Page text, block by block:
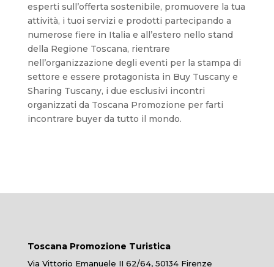
esperti sull’offerta sostenibile, promuovere la tua
attività, i tuoi servizi e prodotti partecipando a
numerose fiere in Italia e all’estero nello stand
della Regione Toscana, rientrare
nell’organizzazione degli eventi per la stampa di
settore e essere protagonista in Buy Tuscany e
Sharing Tuscany, i due esclusivi incontri
organizzati da Toscana Promozione per farti
incontrare buyer da tutto il mondo.
Toscana Promozione Turistica
Via Vittorio Emanuele II 62/64, 50134 Firenze